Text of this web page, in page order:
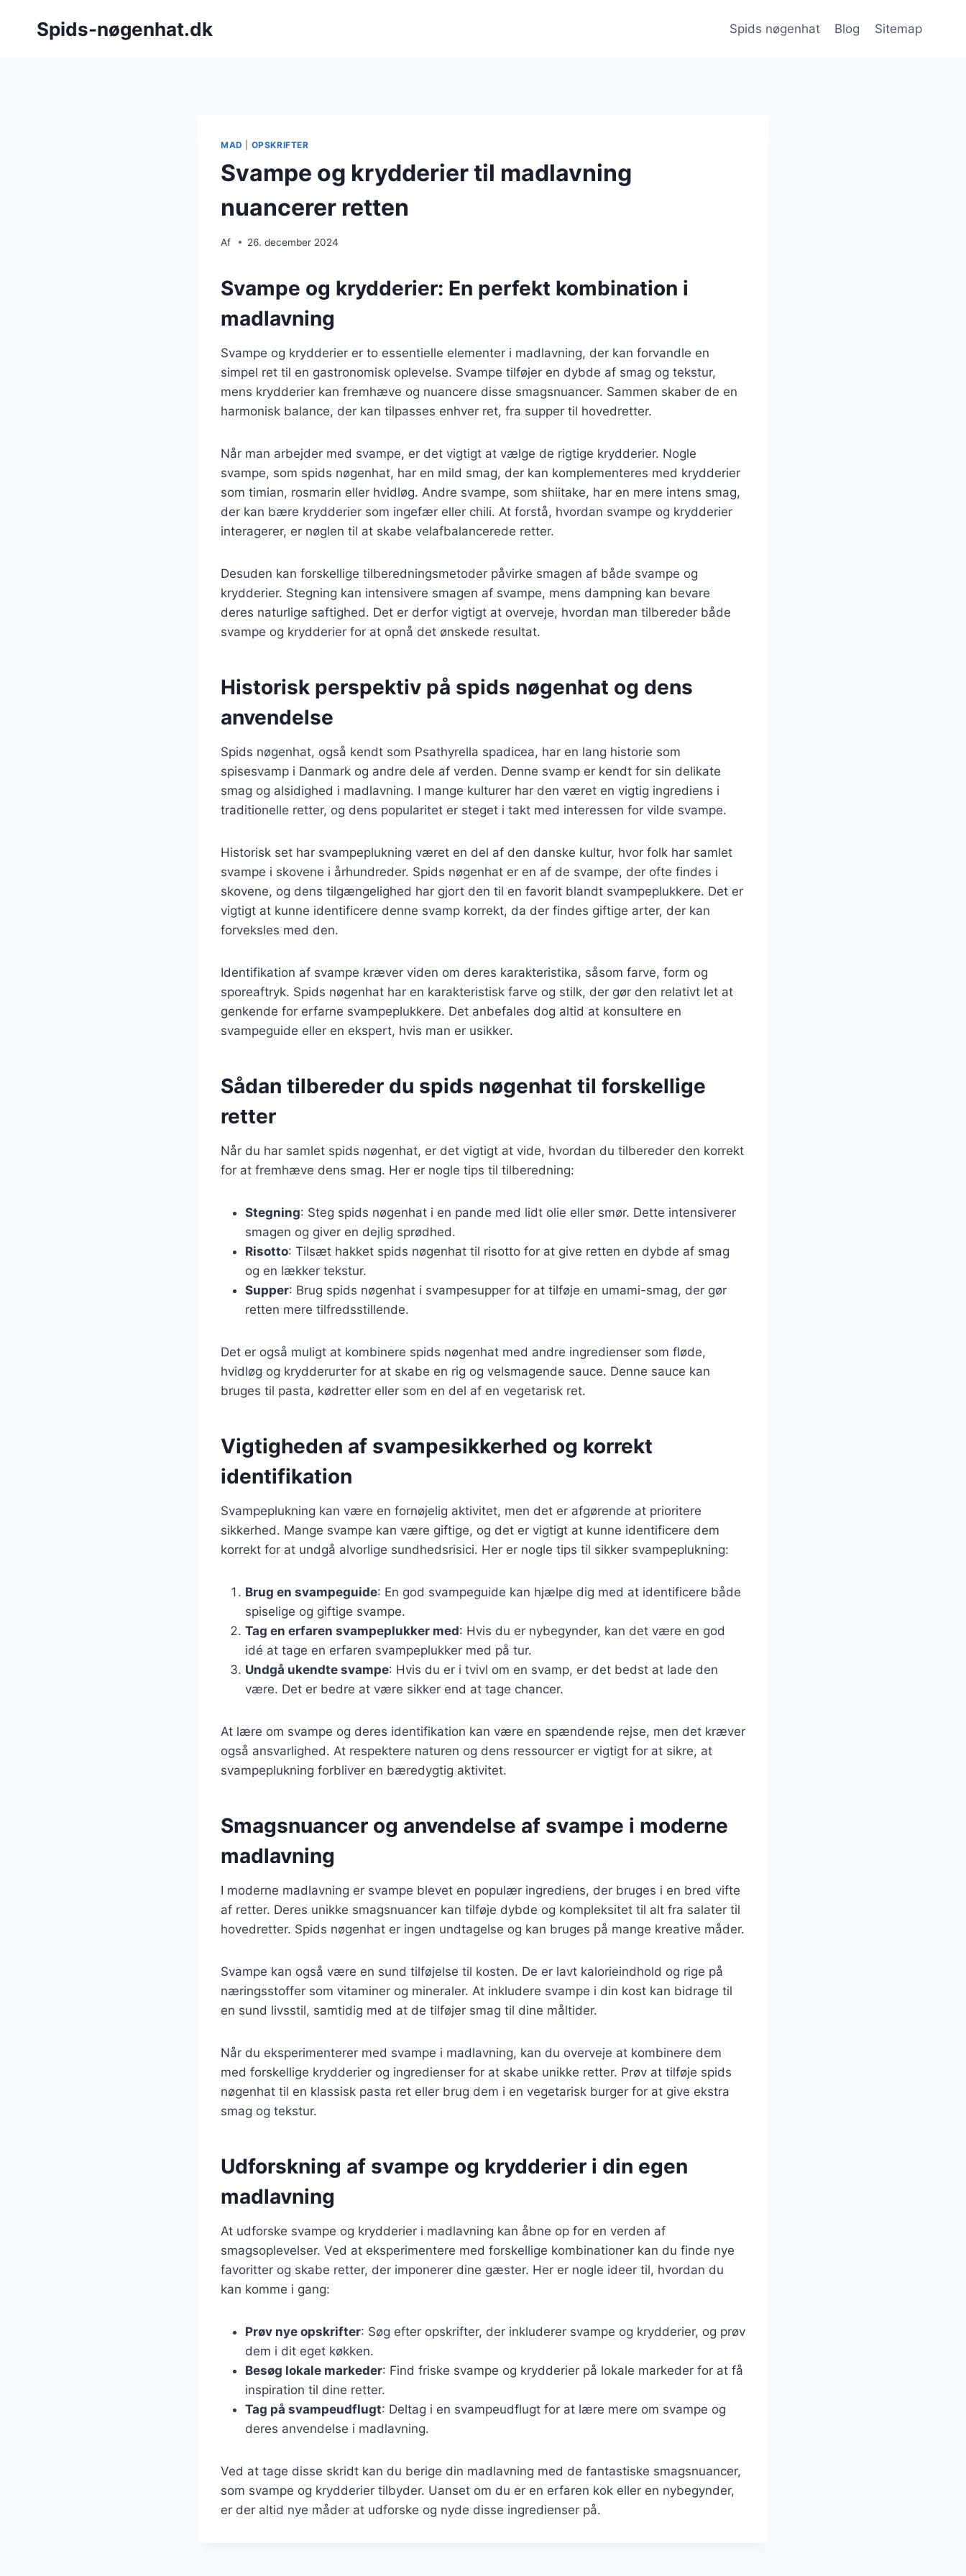
Spids-nøgenhat.dk Spids nøgenhat Blog Sitemap
MAD OPSKRIFTER
Svampe og krydderier til madlavning
nuancerer retten
Af 26. december 2024
Svampe og krydderier: En perfekt kombination i
madlavning
Svampe og krydderier er to essentielle elementer i madlavning, der kan forvandle en
simpel ret til en gastronomisk oplevelse. Svampe tilføjer en dybde af smag og tekstur,
mens krydderier kan fremhæve og nuancere disse smagsnuancer. Sammen skaber de en
harmonisk balance, der kan tilpasses enhver ret, fra supper til hovedretter.
Når man arbejder med svampe, er det vigtigt at vælge de rigtige krydderier. Nogle
svampe, som spids nøgenhat, har en mild smag, der kan komplementeres med krydderier
som timian, rosmarin eller hvidløg. Andre svampe, som shiitake, har en mere intens smag,
der kan bære krydderier som ingefær eller chili. At forstå, hvordan svampe og krydderier
interagerer, er nøglen til at skabe velafbalancerede retter.
Desuden kan forskellige tilberedningsmetoder påvirke smagen af både svampe og
krydderier. Stegning kan intensivere smagen af svampe, mens dampning kan bevare
deres naturlige saftighed. Det er derfor vigtigt at overveje, hvordan man tilbereder både
svampe og krydderier for at opnå det ønskede resultat.
Historisk perspektiv på spids nøgenhat og dens
anvendelse
Spids nøgenhat, også kendt som Psathyrella spadicea, har en lang historie som
spisesvamp i Danmark og andre dele af verden. Denne svamp er kendt for sin delikate
smag og alsidighed i madlavning. I mange kulturer har den været en vigtig ingrediens i
traditionelle retter, og dens popularitet er steget i takt med interessen for vilde svampe.
Historisk set har svampeplukning været en del af den danske kultur, hvor folk har samlet
svampe i skovene i århundreder. Spids nøgenhat er en af de svampe, der ofte findes i
skovene, og dens tilgængelighed har gjort den til en favorit blandt svampeplukkere. Det er
vigtigt at kunne identificere denne svamp korrekt, da der findes giftige arter, der kan
forveksles med den.
Identifikation af svampe kræver viden om deres karakteristika, såsom farve, form og
sporeaftryk. Spids nøgenhat har en karakteristisk farve og stilk, der gør den relativt let at
genkende for erfarne svampeplukkere. Det anbefales dog altid at konsultere en
svampeguide eller en ekspert, hvis man er usikker.
Sådan tilbereder du spids nøgenhat til forskellige
retter
Når du har samlet spids nøgenhat, er det vigtigt at vide, hvordan du tilbereder den korrekt
for at fremhæve dens smag. Her er nogle tips til tilberedning:
Stegning: Steg spids nøgenhat i en pande med lidt olie eller smør. Dette intensiverer
smagen og giver en dejlig sprødhed.
Risotto: Tilsæt hakket spids nøgenhat til risotto for at give retten en dybde af smag
og en lækker tekstur.
Supper: Brug spids nøgenhat i svampesupper for at tilføje en umami-smag, der gør
retten mere tilfredsstillende.
Det er også muligt at kombinere spids nøgenhat med andre ingredienser som fløde,
hvidløg og krydderurter for at skabe en rig og velsmagende sauce. Denne sauce kan
bruges til pasta, kødretter eller som en del af en vegetarisk ret.
Vigtigheden af svampesikkerhed og korrekt
identifikation
Svampeplukning kan være en fornøjelig aktivitet, men det er afgørende at prioritere
sikkerhed. Mange svampe kan være giftige, og det er vigtigt at kunne identificere dem
korrekt for at undgå alvorlige sundhedsrisici. Her er nogle tips til sikker svampeplukning:
Brug en svampeguide: En god svampeguide kan hjælpe dig med at identificere både
spiselige og giftige svampe.
Tag en erfaren svampeplukker med: Hvis du er nybegynder, kan det være en god
idé at tage en erfaren svampeplukker med på tur.
Undgå ukendte svampe: Hvis du er i tvivl om en svamp, er det bedst at lade den
være. Det er bedre at være sikker end at tage chancer.
At lære om svampe og deres identifikation kan være en spændende rejse, men det kræver
også ansvarlighed. At respektere naturen og dens ressourcer er vigtigt for at sikre, at
svampeplukning forbliver en bæredygtig aktivitet.
Smagsnuancer og anvendelse af svampe i moderne
madlavning
I moderne madlavning er svampe blevet en populær ingrediens, der bruges i en bred vifte
af retter. Deres unikke smagsnuancer kan tilføje dybde og kompleksitet til alt fra salater til
hovedretter. Spids nøgenhat er ingen undtagelse og kan bruges på mange kreative måder.
Svampe kan også være en sund tilføjelse til kosten. De er lavt kalorieindhold og rige på
næringsstoffer som vitaminer og mineraler. At inkludere svampe i din kost kan bidrage til
en sund livsstil, samtidig med at de tilføjer smag til dine måltider.
Når du eksperimenterer med svampe i madlavning, kan du overveje at kombinere dem
med forskellige krydderier og ingredienser for at skabe unikke retter. Prøv at tilføje spids
nøgenhat til en klassisk pasta ret eller brug dem i en vegetarisk burger for at give ekstra
smag og tekstur.
Udforskning af svampe og krydderier i din egen
madlavning
At udforske svampe og krydderier i madlavning kan åbne op for en verden af
smagsoplevelser. Ved at eksperimentere med forskellige kombinationer kan du finde nye
favoritter og skabe retter, der imponerer dine gæster. Her er nogle ideer til, hvordan du
kan komme i gang:
Prøv nye opskrifter: Søg efter opskrifter, der inkluderer svampe og krydderier, og prøv
dem i dit eget køkken.
Besøg lokale markeder: Find friske svampe og krydderier på lokale markeder for at få
inspiration til dine retter.
Tag på svampeudflugt: Deltag i en svampeudflugt for at lære mere om svampe og
deres anvendelse i madlavning.
Ved at tage disse skridt kan du berige din madlavning med de fantastiske smagsnuancer,
som svampe og krydderier tilbyder. Uanset om du er en erfaren kok eller en nybegynder,
er der altid nye måder at udforske og nyde disse ingredienser på.